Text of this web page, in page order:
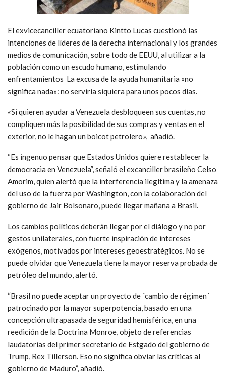
El exvicecanciller ecuatoriano Kintto Lucas cuestionó las
intenciones de líderes de la derecha internacional y los grandes
medios de comunicación, sobre todo de EEUU, al utilizar a la
población como un escudo humano, estimulando
enfrentamientos La excusa de la ayuda humanitaria «no
significa nada»: no serviría siquiera para unos pocos días.
«Si quieren ayudar a Venezuela desbloqueen sus cuentas, no
compliquen más la posibilidad de sus compras y ventas en el
exterior, no le hagan un boicot petrolero», añadió.
“Es ingenuo pensar que Estados Unidos quiere restablecer la
democracia en Venezuela”, señaló el excanciller brasileño Celso
Amorim, quien alertó que la interferencia ilegítima y la amenaza
del uso de la fuerza por Washington, con la colaboración del
gobierno de Jair Bolsonaro, puede llegar mañana a Brasil.
Los cambios políticos deberán llegar por el diálogo y no por
gestos unilaterales, con fuerte inspiración de intereses
exógenos, motivados por intereses geoestratégicos. No se
puede olvidar que Venezuela tiene la mayor reserva probada de
petróleo del mundo, alertó.
“Brasil no puede aceptar un proyecto de ´cambio de régimen´
patrocinado por la mayor superpotencia, basado en una
concepción ultrapasada de seguridad hemisférica, en una
reedición de la Doctrina Monroe, objeto de referencias
laudatorias del primer secretario de Estgado del gobierno de
Trump, Rex Tillerson. Eso no significa obviar las críticas al
gobierno de Maduro”, añadió.